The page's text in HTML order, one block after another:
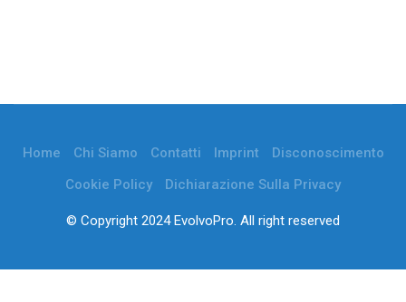
Home Chi Siamo Contatti Imprint
Disconoscimento
Cookie Policy
Dichiarazione Sulla Privacy
© Copyright 2024 EvolvoPro. All right reserved